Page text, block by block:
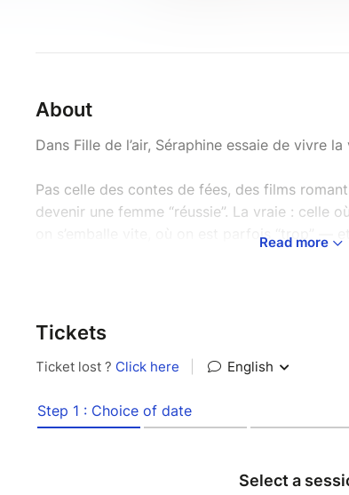
About
Dans Fille de l’air, Séraphine essaie de vivre la
Pas celle des contes de fées, des films
devenir une femme “réussie”. La vraie : celle
on s’emballe vite, où on est parfois “trop” —
Un spectacle drôle, tendre, un peu cash et
l’impression que tout peut arriver sur scène.
Pour celles et ceux qui se sont déjà crus
très fort.
Read more
Tickets